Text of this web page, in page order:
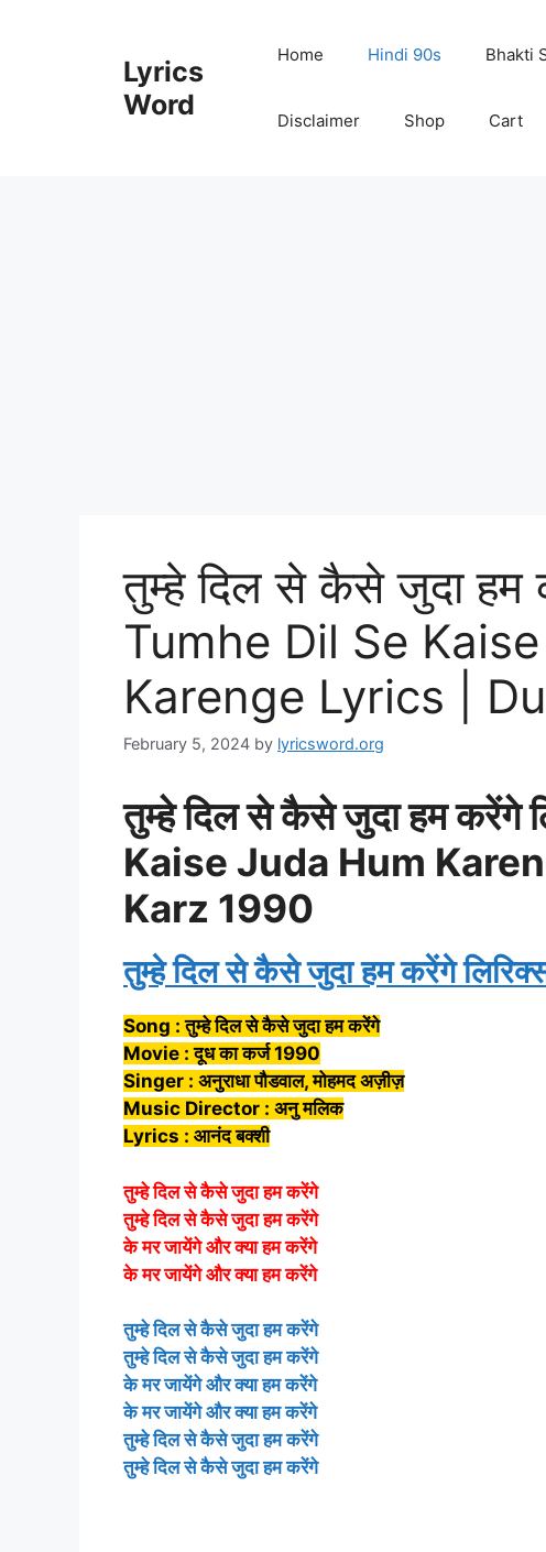
Lyrics
Word
Home Hindi 90s Bhakti
Disclaimer Shop Cart
तुम्हे दिल से कैसे जुदा हम
Tumhe Dil Se
Karenge Lyrics |
February 5, 2024 by lyricsword.org
तुम्हे दिल से कैसे जुदा हम करेंगे
Kaise Juda Hum
Karz 1990
तुम्हे दिल से कैसे जुदा हम करेंगे
Song : तुम्हे दिल से कैसे जुदा हम करेंगे
Movie : दूध का कर्ज 1990
Singer : अनुराधा पौडवाल, मोहमद अज़ीज़
Music Director : अनु मलिक
Lyrics : आनंद बक्शी
तुम्हे दिल से कैसे जुदा हम करेंगे
तुम्हे दिल से कैसे जुदा हम करेंगे
के मर जायेंगे और क्या हम करेंगे
के मर जायेंगे और क्या हम करेंगे
तुम्हे दिल से कैसे जुदा हम करेंगे
तुम्हे दिल से कैसे जुदा हम करेंगे
के मर जायेंगे और क्या हम करेंगे
के मर जायेंगे और क्या हम करेंगे
तुम्हे दिल से कैसे जुदा हम करेंगे
तुम्हे दिल से कैसे जुदा हम करेंगे